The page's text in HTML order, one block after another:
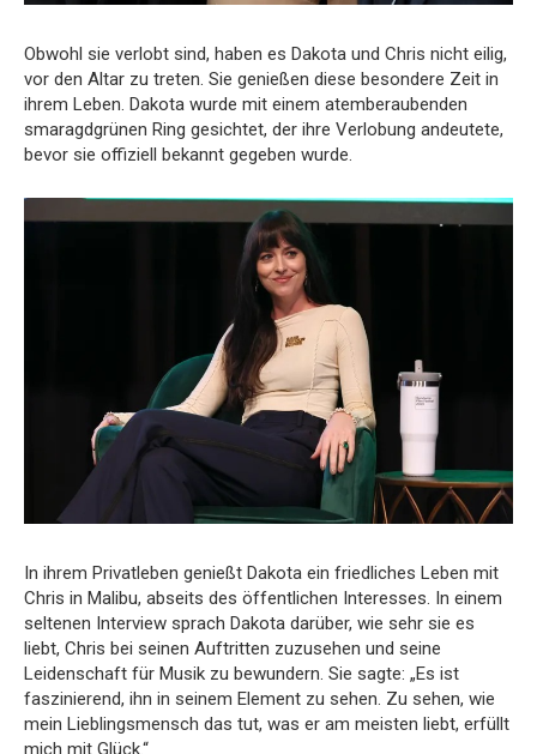
Obwohl sie verlobt sind, haben es Dakota und Chris nicht eilig,
vor den Altar zu treten. Sie genießen diese besondere Zeit in
ihrem Leben. Dakota wurde mit einem atemberaubenden
smaragdgrünen Ring gesichtet, der ihre Verlobung andeutete,
bevor sie offiziell bekannt gegeben wurde.
In ihrem Privatleben genießt Dakota ein friedliches Leben mit
Chris in Malibu, abseits des öffentlichen Interesses. In einem
seltenen Interview sprach Dakota darüber, wie sehr sie es
liebt, Chris bei seinen Auftritten zuzusehen und seine
Leidenschaft für Musik zu bewundern. Sie sagte: „Es ist
faszinierend, ihn in seinem Element zu sehen. Zu sehen, wie
mein Lieblingsmensch das tut, was er am meisten liebt, erfüllt
mich mit Glück.“